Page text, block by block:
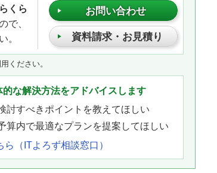
くら
で、
。
お問い合わせ
資料請求・お見積り
ください。
な解決方法をアドバイスします
討すべきポイントを教えてほしい
算内で最適なプランを提案してほしい
（ITよろず相談窓口）